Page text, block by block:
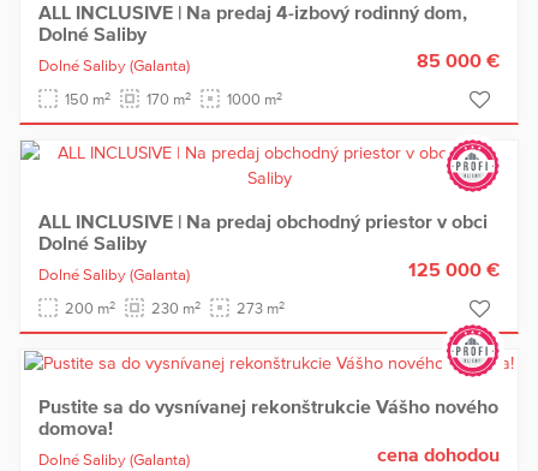
ALL INCLUSIVE | Na predaj 4-izbový rodinný dom,
Dolné Saliby
Dolné Saliby (Galanta)
150 m2 170 m2 1000 m2
85 000 €
ALL INCLUSIVE | Na predaj obchodný priestor v obci
Dolné Saliby
Dolné Saliby (Galanta)
200 m2 230 m2 273 m2
125 000 €
Pustite sa do vysnívanej rekonštrukcie Vášho nového
domova!
Dolné Saliby (Galanta)
cena dohodou